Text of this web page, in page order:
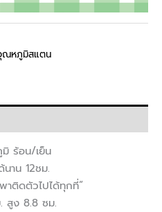
ณหภูมิสแตน
ร้อน/เย็น
าน 12ชม.
ติดตัวไปได้ทุกที่”
สูง 8.8 ซม.